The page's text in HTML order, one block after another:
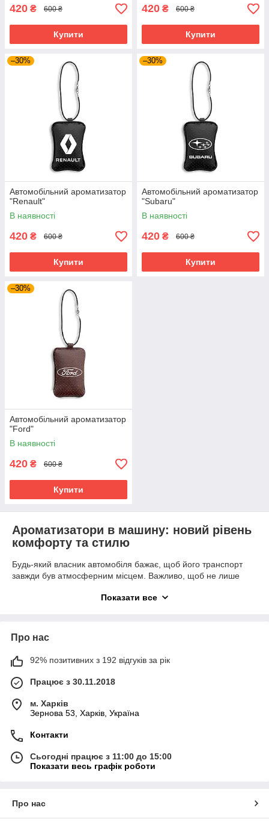
420 ₴ 600 ₴
Купити
420 ₴ 600 ₴
Купити
–30%
Автомобільний ароматизатор
"Renault"
В наявності
420 ₴ 600 ₴
Купити
–30%
Автомобільний ароматизатор
"Subaru"
В наявності
420 ₴ 600 ₴
Купити
–30%
Автомобільний ароматизатор
"Ford"
В наявності
420 ₴ 600 ₴
Купити
Ароматизатори в машину: новий рівень
комфорту та стилю
Будь-який власник автомобіля бажає, щоб його транспорт
завжди був атмосферним місцем. Важливо, щоб не лише
та комфорт. Один із найпростіших та ефективних способів
автомобіля, які стануть невід'ємною частиною вашого
Індивідуальний підхід: ароматизатори в
машину з логотипом
Сучасні водії шукають не тільки якісні, але й стильні рішення
для свого авто. Наші ароматизатори в авто з логотипом - це
персонального шарму вашому автомобілю.
Переваги покупки в нашому інтернет-магазині:
Наш магазин пропонує великий асортимент
різноманітних запахів та дизайнів.
Багаторазовість. Шукаєте економічне та екологічне
Показати все
Про нас
92% позитивних з 192 відгуків за рік
Працює з 30.11.2018
м. Харків
Зернова 53, Харків, Україна
Контакти
Сьогодні працює з 11:00 до 15:00
Показати весь графік роботи
Про нас